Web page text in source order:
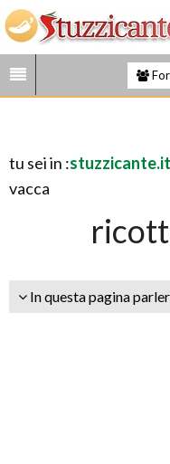
tu sei in :stuzzicante.it
vacca
In questa pagina